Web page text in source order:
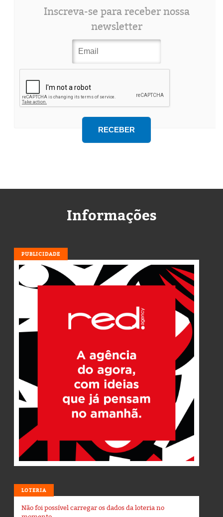
Inscreva-se para receber nossa
newsletter
Informações
PUBLICIDADE
LOTERIA
Não foi possível carregar os dados da loteria no